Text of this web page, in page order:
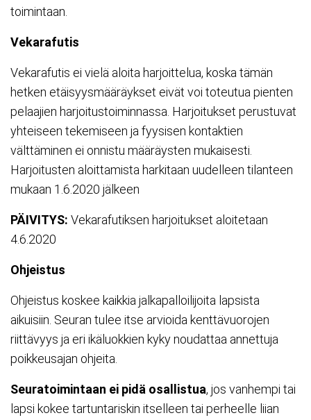
toimintaan.
Vekarafutis
Vekarafutis ei vielä aloita harjoittelua, koska tämän
hetken etäisyysmääräykset eivät voi toteutua pienten
pelaajien harjoitustoiminnassa. Harjoitukset perustuvat
yhteiseen tekemiseen ja fyysisen kontaktien
välttäminen ei onnistu määräysten mukaisesti.
Harjoitusten aloittamista harkitaan uudelleen tilanteen
mukaan 1.6.2020 jälkeen
PÄIVITYS: Vekarafutiksen harjoitukset aloitetaan
4.6.2020
Ohjeistus
Ohjeistus koskee kaikkia jalkapalloilijoita lapsista
aikuisiin. Seuran tulee itse arvioida kenttävuorojen
riittävyys ja eri ikäluokkien kyky noudattaa annettuja
poikkeusajan ohjeita.
Seuratoimintaan ei pidä osallistua, jos vanhempi tai
lapsi kokee tartuntariskin itselleen tai perheelle liian